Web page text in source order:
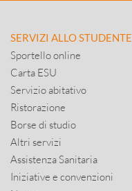
SERVIZI ALLO STUDENTE
Sportello online
Carta ESU
Servizio abitativo
Ristorazione
Borse di studio
Altri servizi
Assistenza Sanitaria
Iniziative e convenzioni